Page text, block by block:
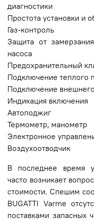
диагностики
Простота установки и
Газ-контроль
Защита от
насоса
Предохранительный
Подключение теплого
Подключение
Индикация включения
Автоподжиг
Термометр, манометр
Электронное
Воздухоотводчик
В последнее время у
часто возникает
стоимости. Спешим
BUGATTI Varme
поставками запасных